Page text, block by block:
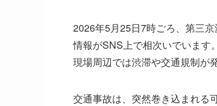
2026年5月25日7時ごろ、第三
情報がSNS上で相次いでいます。
現場周辺では渋滞や交通規制が
交通事故は、突然巻き込まれる